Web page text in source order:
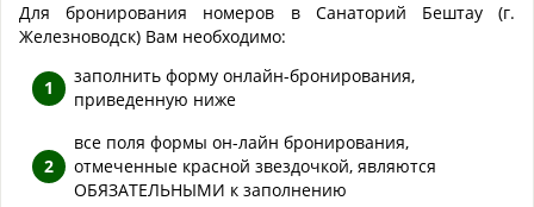
Для бронирования номеров в Санаторий Бештау (г.
Железноводск) Вам необходимо:
заполнить форму онлайн-бронирования,
приведенную ниже
все поля формы он-лайн бронирования,
отмеченные красной звездочкой, являются
ОБЯЗАТЕЛЬНЫМИ к заполнению